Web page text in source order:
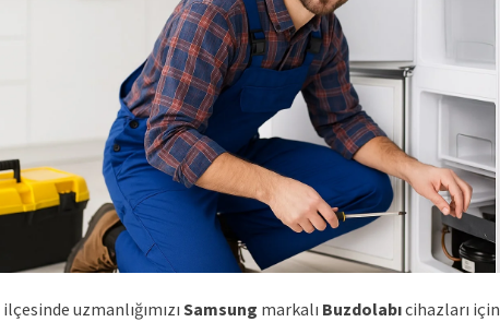
ilçesinde uzmanlığımızı Samsung markalı Buzdolabıcihazları için